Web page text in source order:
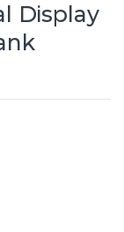
Display